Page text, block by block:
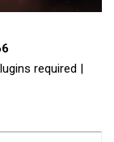
required |